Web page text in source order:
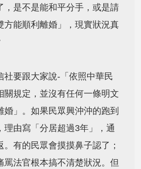
，是不是能和平分手，或是請
方能順利離婚」，現實狀況真
社要跟大家說-「依照中華民
關規定，並沒有任何一條明文
」 。如果民眾興沖沖的跑到
理由寫「分居超過3年」，通
。有的民眾會摸摸鼻子認了；
罵法官根本搞不清楚狀況。但